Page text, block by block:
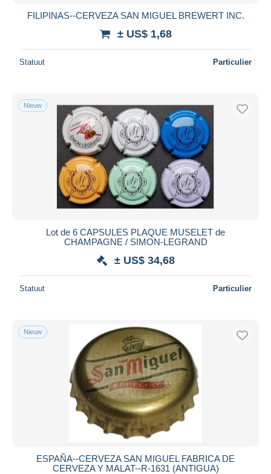
FILIPINAS--CERVEZA SAN MIGUEL BREWERT INC.
± US$ 1,68
Statuut Particulier
Nieuw
Lot de 6 CAPSULES PLAQUE MUSELET de
CHAMPAGNE / SIMON-LEGRAND
± US$ 34,68
Statuut Particulier
Nieuw
ESPAÑA--CERVEZA SAN MIGUEL FABRICA DE
CERVEZA Y MALAT--R-1631 (ANTIGUA)